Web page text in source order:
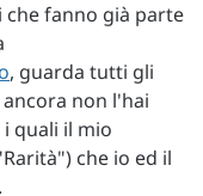
che fanno già parte
, guarda tutti gli
ancora non l'hai
quali il mio
che io ed il